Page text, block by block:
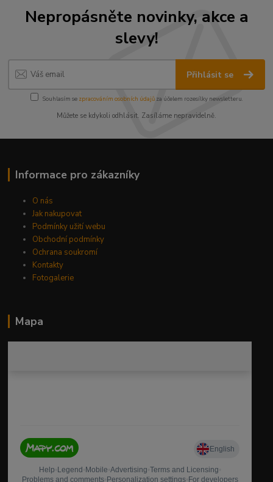
Nepropásněte novinky, akce a
slevy!
Přihlásit se
Souhlasím se zpracováním osobních údajůza účelem rozesílky newsletteru.
Můžete se kdykoli odhlásit. Zasíláme nepravidelně.
Informace pro zákazníky
O nás
Jak nakupovat
Podmínky užití webu
Obchodní podmínky
Ochrana soukromí
Kontakty
Fotogalerie
Mapa